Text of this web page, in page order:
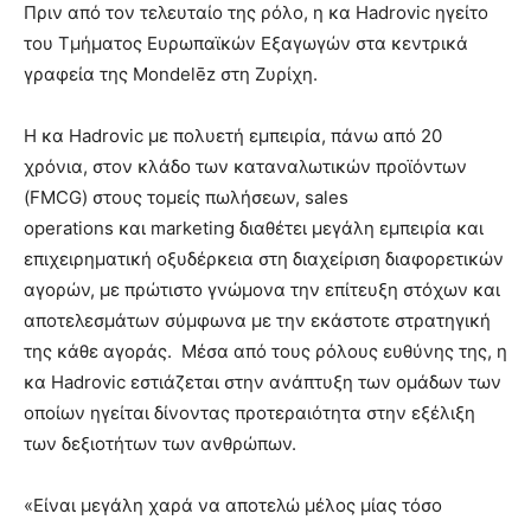
Πριν από τον τελευταίο της ρόλο, η κα Hadrovic ηγείτο
του Τμήματος Ευρωπαϊκών Εξαγωγών στα κεντρικά
γραφεία της Mondelēz στη Ζυρίχη.
Η κα Hadrovic με πολυετή εμπειρία, πάνω από 20
χρόνια, στον κλάδο των καταναλωτικών προϊόντων
(FMCG) στους τομείς πωλήσεων, sales
operations και marketing διαθέτει μεγάλη εμπειρία και
επιχειρηματική οξυδέρκεια στη διαχείριση διαφορετικών
αγορών, με πρώτιστο γνώμονα την επίτευξη στόχων και
αποτελεσμάτων σύμφωνα με την εκάστοτε στρατηγική
της κάθε αγοράς. Μέσα από τους ρόλους ευθύνης της, η
κα Hadrovic εστιάζεται στην ανάπτυξη των ομάδων των
οποίων ηγείται δίνοντας προτεραιότητα στην εξέλιξη
των δεξιοτήτων των ανθρώπων.
«Είναι μεγάλη χαρά να αποτελώ μέλος μίας τόσο